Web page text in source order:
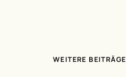
WEITERE BEITRÄGE